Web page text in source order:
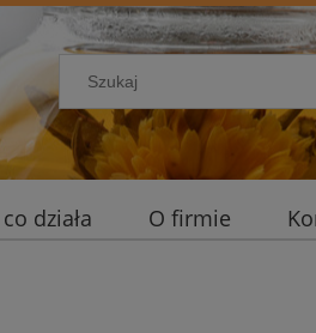
działa O firmie